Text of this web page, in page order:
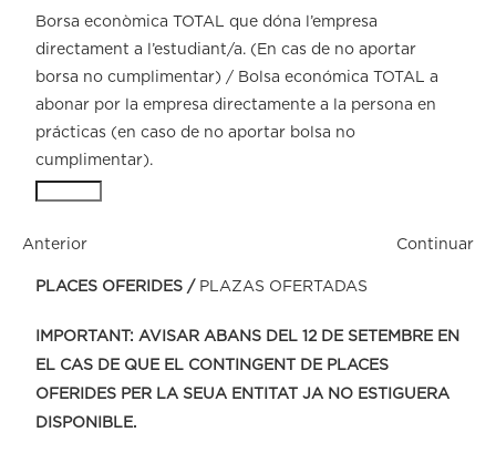
Borsa econòmica TOTAL que dóna l’empresa
directament a l’estudiant/a. (En cas de no aportar
borsa no cumplimentar) / Bolsa económica TOTAL a
abonar por la empresa directamente a la persona en
prácticas (en caso de no aportar bolsa no
cumplimentar).
Anterior Continuar
PLACES OFERIDES / PLAZAS OFERTADAS
IMPORTANT: AVISAR ABANS DEL 12 DE SETEMBRE EN
EL CAS DE QUE EL CONTINGENT DE PLACES
OFERIDES PER LA SEUA ENTITAT JA NO ESTIGUERA
DISPONIBLE.